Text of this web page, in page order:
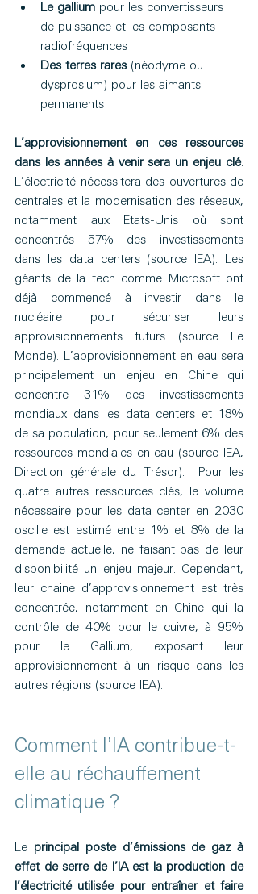
Le gallium pour les convertisseurs
de puissance et les composants
radiofréquences
Des terres rares (néodyme ou
dysprosium) pour les aimants
permanents
L’approvisionnement en ces ressources
dans les années à venir sera un enjeu clé.
L’électricité nécessitera des ouvertures de
centrales et la modernisation des réseaux,
notamment aux Etats-Unis où sont
concentrés 57% des investissements
dans les data centers (source IEA). Les
géants de la tech comme Microsoft ont
déjà commencé à investir dans le
nucléaire pour sécuriser leurs
approvisionnements futurs (source Le
Monde). L’approvisionnement en eau sera
principalement un enjeu en Chine qui
concentre 31% des investissements
mondiaux dans les data centers et 18%
de sa population, pour seulement 6% des
ressources mondiales en eau (source IEA,
Direction générale du Trésor).  Pour les
quatre autres ressources clés, le volume
nécessaire pour les data center en 2030
oscille est estimé entre 1% et 8% de la
demande actuelle, ne faisant pas de leur
disponibilité un enjeu majeur. Cependant,
leur chaine d’approvisionnement est très
concentrée, notamment en Chine qui la
contrôle de 40% pour le cuivre, à 95%
pour le Gallium, exposant leur
approvisionnement à un risque dans les
autres régions (source IEA).
Comment l’IA contribue-t-
elle au réchauffement
climatique ?
Le principal poste d’émissions de gaz à
effet de serre de l’IA est la production de
l’électricité utilisée pour entraîner et faire